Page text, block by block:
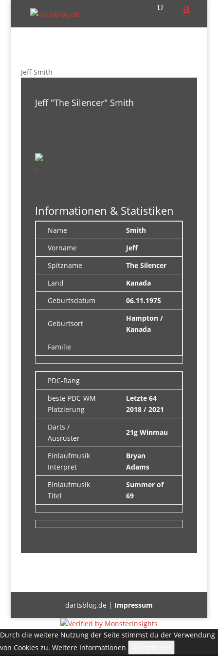
Jeff Smith
Jeff "The Silencer" Smith
Informationen & Statistiken
Name
Smith
Vorname
Jeff
Spitzname
The Silencer
Land
Kanada
Geburtsdatum
06.11.1975
Geburtsort
Hampton /
Kanada
Familie
PDC-Rang
beste PDC-WM-
Platzierung
Letzte 64
2018 / 2021
Darts /
Ausrüster
21g Winmau
Einlaufmusik
Interpret
Bryan
Adams
Einlaufmusik
Titel
Summer of
69
dartsblog.de | Impressum
Durch die weitere Nutzung der Seite stimmst du der Verwendung
von Cookies zu. Weitere Informationen